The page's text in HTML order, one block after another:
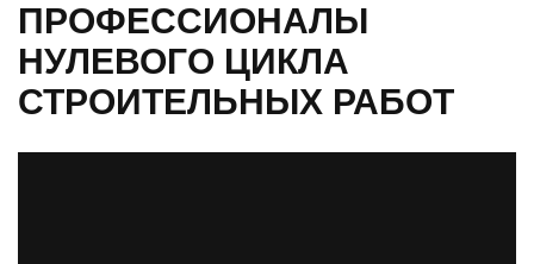
ПРОФЕССИОНАЛЫ
НУЛЕВОГО ЦИКЛА
СТРОИТЕЛЬНЫХ РАБОТ